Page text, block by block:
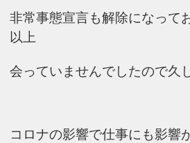
非常事態宣言も解除になって
以上
会っていませんでしたので久
コロナの影響で仕事にも影響